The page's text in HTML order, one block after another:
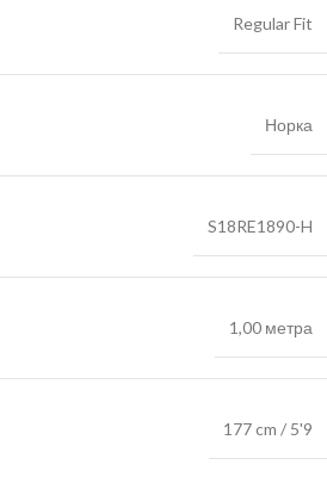
Regular Fit
Норка
S18RE1890-H
1,00 метра
177 cm / 5'9